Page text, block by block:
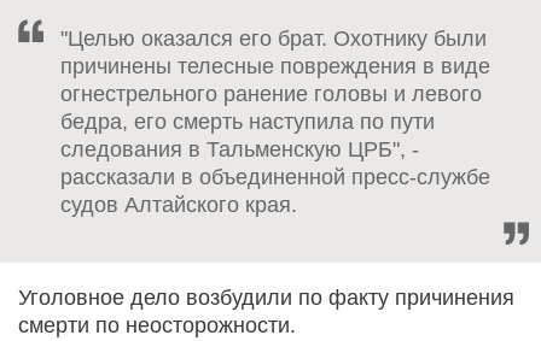
"Целью оказался его брат. Охотнику были
причинены телесные повреждения в виде
огнестрельного ранение головы и левого
бедра, его смерть наступила по пути
следования в Тальменскую ЦРБ", -
рассказали в объединенной пресс-службе
судов Алтайского края.
Уголовное дело возбудили по факту причинения
смерти по неосторожности.